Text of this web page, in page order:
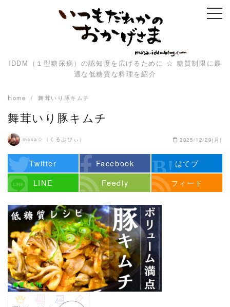
IDDM（１型糖尿病）の認知度を広げるために ☆ 糖質制限に最
適な低糖質な料理を紹介
Home 舞茸いり豚キムチ
舞茸いり豚キムチ
masa☆（くるぷぴぃ） 2025/12/29(月)
Twitter Facebook
はてブ
LINE
Feedly フィード